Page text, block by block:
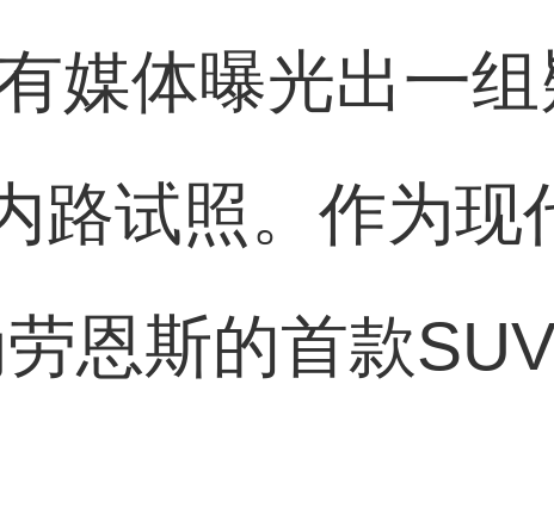
媒体曝光出一
路试照。作为现
恩斯的首款